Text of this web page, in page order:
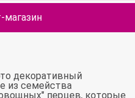
магазин
декоративный
из семейства
перцев, которые